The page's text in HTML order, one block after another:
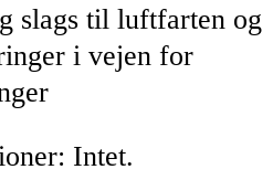
slags til luftfarten og
i vejen for
Intet.